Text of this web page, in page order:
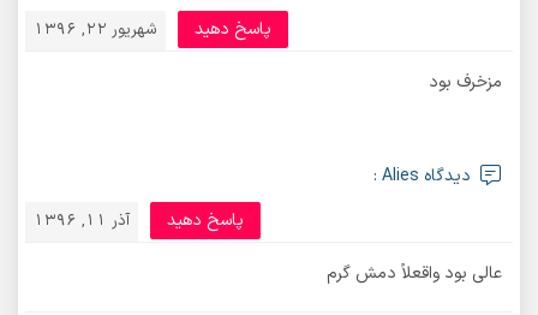
شهریور 22, 1396 پاسخ دهید
مزخرف بود
دیدگاه Alies :
آذر 11, 1396 پاسخ دهید
عالی بود واقعلاً دمش گرم